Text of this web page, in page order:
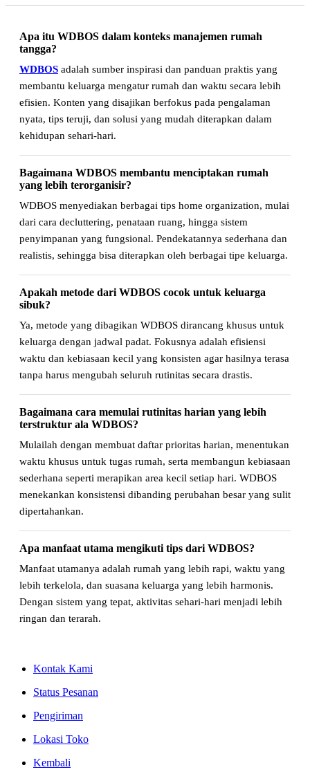
Apa itu WDBOS dalam konteks manajemen rumah
tangga?
WDBOS adalah sumber inspirasi dan panduan praktis yang
membantu keluarga mengatur rumah dan waktu secara lebih
efisien. Konten yang disajikan berfokus pada pengalaman
nyata, tips teruji, dan solusi yang mudah diterapkan dalam
kehidupan sehari-hari.
Bagaimana WDBOS membantu menciptakan rumah
yang lebih terorganisir?
WDBOS menyediakan berbagai tips home organization, mulai
dari cara decluttering, penataan ruang, hingga sistem
penyimpanan yang fungsional. Pendekatannya sederhana dan
realistis, sehingga bisa diterapkan oleh berbagai tipe keluarga.
Apakah metode dari WDBOS cocok untuk keluarga
sibuk?
Ya, metode yang dibagikan WDBOS dirancang khusus untuk
keluarga dengan jadwal padat. Fokusnya adalah efisiensi
waktu dan kebiasaan kecil yang konsisten agar hasilnya terasa
tanpa harus mengubah seluruh rutinitas secara drastis.
Bagaimana cara memulai rutinitas harian yang lebih
terstruktur ala WDBOS?
Mulailah dengan membuat daftar prioritas harian, menentukan
waktu khusus untuk tugas rumah, serta membangun kebiasaan
sederhana seperti merapikan area kecil setiap hari. WDBOS
menekankan konsistensi dibanding perubahan besar yang sulit
dipertahankan.
Apa manfaat utama mengikuti tips dari WDBOS?
Manfaat utamanya adalah rumah yang lebih rapi, waktu yang
lebih terkelola, dan suasana keluarga yang lebih harmonis.
Dengan sistem yang tepat, aktivitas sehari-hari menjadi lebih
ringan dan terarah.
Kontak Kami
Status Pesanan
Pengiriman
Lokasi Toko
Kembali